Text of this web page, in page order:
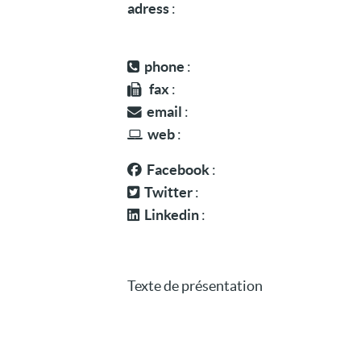
adress:
phone :
fax:
email :
web:
Facebook:
Twitter:
Linkedin:
Texte de présentation